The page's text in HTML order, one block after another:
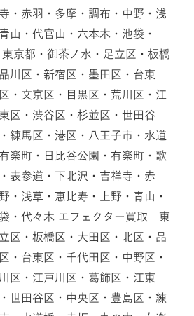
・赤羽・多摩・調布・中野・浅
山・代官山・六本木・池袋・
京都・御茶ノ水・足立区・板橋
川区・新宿区・墨田区・台東
・文京区・目黒区・荒川区・江
区・渋谷区・杉並区・世田谷
練馬区・港区・八王子市・水道
楽町・日比谷公園・有楽町・歌
表参道・下北沢・吉祥寺・赤
・浅草・恵比寿・上野・青山・
・代々木 エフェクター買取 東
区・板橋区・大田区・北区・品
・台東区・千代田区・中野区・
区・江戸川区・葛飾区・江東
世田谷区・中央区・豊島区・練